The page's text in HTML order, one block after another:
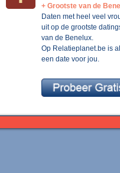
+ Grootste van de
Daten met heel veel
uit op de grootste
van de Benelux.
Op Relatieplanet.be is
een date voor jou.